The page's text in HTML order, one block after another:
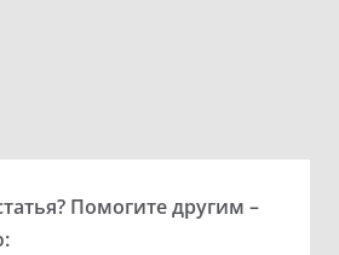
Помогите другим –